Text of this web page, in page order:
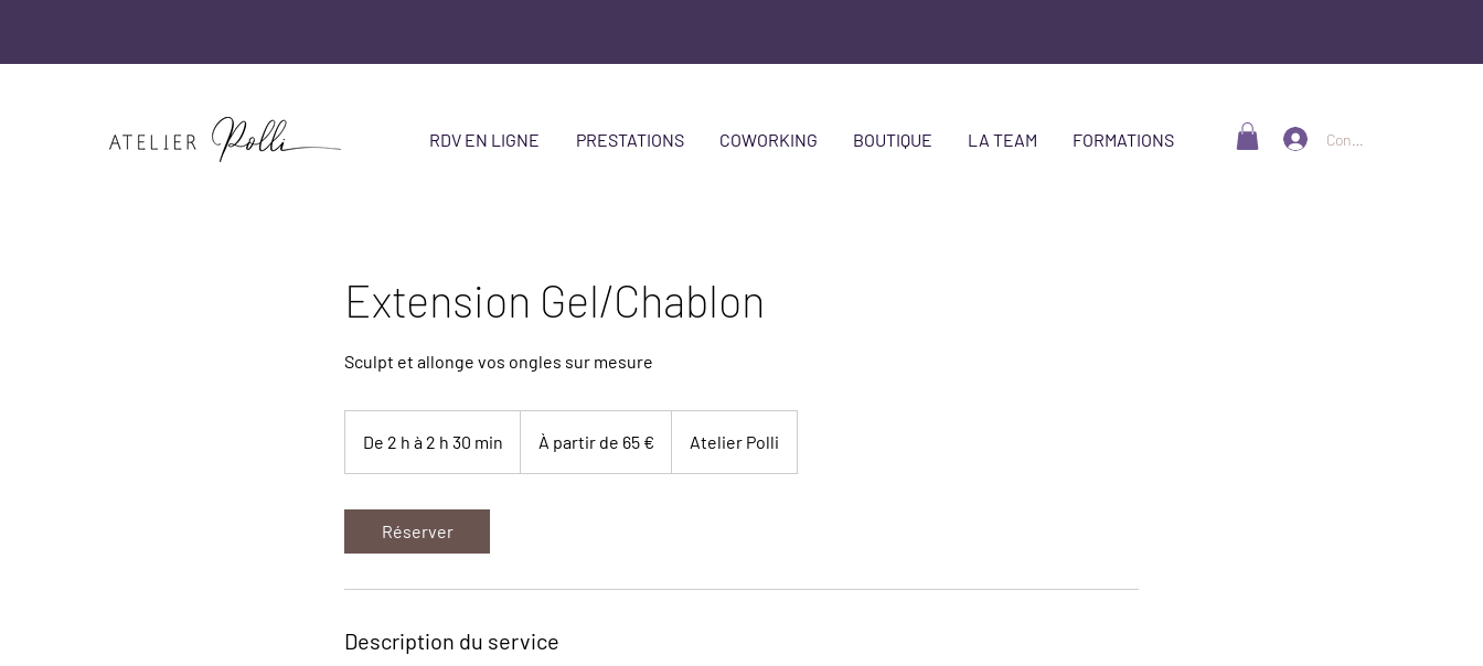
RDV EN LIGNE PRESTATIONS COWORKING BOUTIQUE LA TEAM FORMATIONS Connexion
Extension Gel/Chablon
Sculpt et allonge vos ongles sur mesure
De 2 h à 2 h 30 min
e
0
À partir de 65 € Atelier Polli
Réserver
Description du service